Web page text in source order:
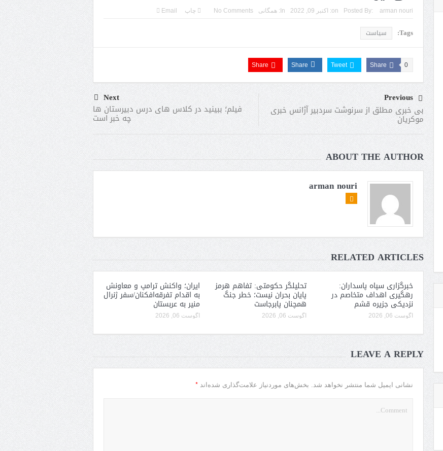
Posted By: arman nouri
on: اکتبر 09, 2022 In: همگانی No Comments چاپ Email
Tags: سیاست
Share 0
Tweet
Share
Share
Previous
بی‌ خبری مطلق از سرنوشت سردبیر آژانس خبری
موکریان
Next
فیلم؛ ببینید در کلاس های درس دبیرستان ها
چه خبر است
ABOUT THE AUTHOR
arman nouri
RELATED ARTICLES
خبرگزاری سپاه پاسداران:
رهگیری اهداف متخاصم در
نزدیکی جزیره قشم
آگوست 06, 2026
تحلیلگر حکومتی: تفاهم هرمز
پایان بحران نیست؛ خطر جنگ
همچنان پابرجاست
آگوست 06, 2026
ایران؛ واکنش ترامپ و معاونش
به اقدام تفرقه‌افکنان/سفر ژنرال
منیر به عربستان
آگوست 06, 2026
LEAVE A REPLY
نشانی ایمیل شما منتشر نخواهد شد. بخش‌های موردنیاز علامت‌گذاری شده‌اند *